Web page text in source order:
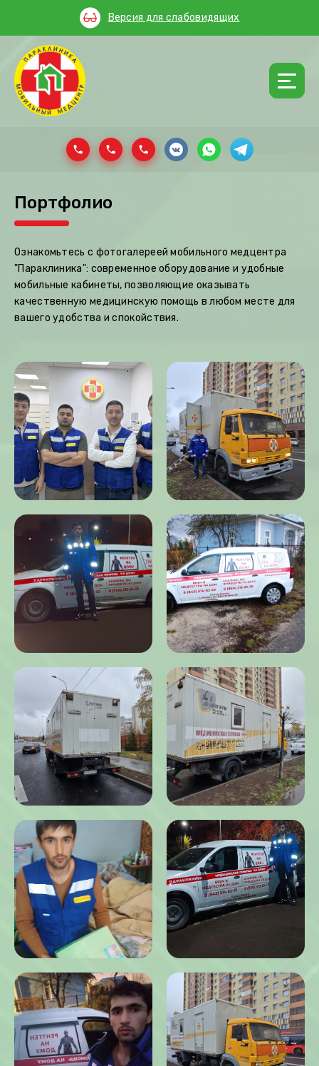
Версия для слабовидящих
Портфолио
Ознакомьтесь с фотогалереей мобильного медцентра
"Параклиника": современное оборудование и удобные
мобильные кабинеты, позволяющие оказывать
качественную медицинскую помощь в любом месте для
вашего удобства и спокойствия.